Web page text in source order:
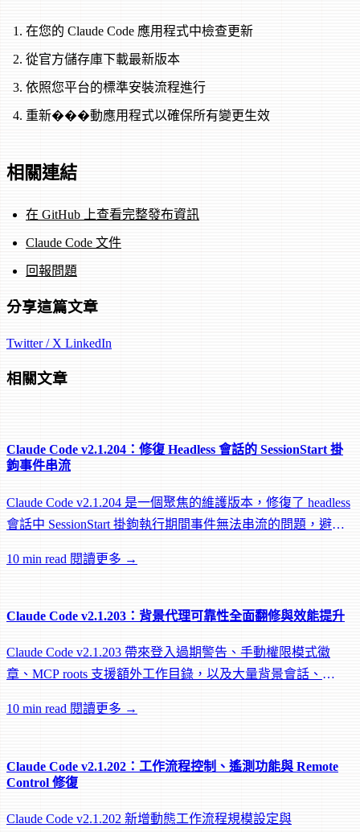
在您的 Claude Code 應用程式中檢查更新
從官方儲存庫下載最新版本
依照您平台的標準安裝流程進行
重新���動應用程式以確保所有變更生效
相關連結
在 GitHub 上查看完整發布資訊
Claude Code 文件
回報問題
分享這篇文章
Twitter / X LinkedIn
相關文章
Claude Code v2.1.204：修復 Headless 會話的 SessionStart 掛
鉤事件串流
Claude Code v2.1.204 是一個聚焦的維護版本，修復了 headless
會話中 SessionStart 掛鉤執行期間事件無法串流的問題，避免
10 min read 閱讀更多 →
Claude Code v2.1.203：背景代理可靠性全面翻修與效能提升
Claude Code v2.1.203 帶來登入過期警告、手動權限模式徽
章、MCP roots 支援額外工作目錄，以及大量背景會話、
10 min read 閱讀更多 →
Claude Code v2.1.202：工作流程控制、遙測功能與 Remote
Control 修復
Claude Code v2.1.202 新增動態工作流程規模設定與